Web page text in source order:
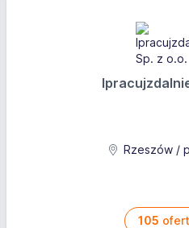
Rzeszów /
105